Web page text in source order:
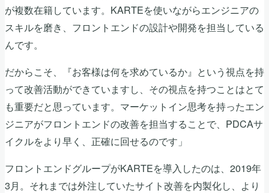
が複数在籍しています。KARTEを使いながらエンジニアの
スキルを磨き、フロントエンドの設計や開発を担当している
んです。
だからこそ、『お客様は何を求めているか』という視点を持
って改善活動ができていますし、その視点を持つことはとて
も重要だと思っています。マーケットイン思考を持ったエン
ジニアがフロントエンドの改善を担当することで、PDCAサ
イクルをより早く、正確に回せるのです」
フロントエンドグループがKARTEを導入したのは、2019年
3月。それまでは外注していたサイト改善を内製化し、より